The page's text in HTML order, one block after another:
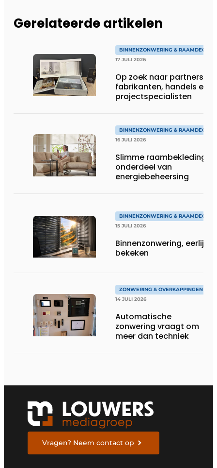
Gerelateerde artikelen
BINNENZONWERING &
17 JULI 2026
Op zoek naar partners:
fabrikanten, handels en
projectspecialisten
BINNENZONWERING &
16 JULI 2026
Slimme raambekleding
onderdeel van
energiebeheersing
BINNENZONWERING &
15 JULI 2026
Binnenzonwering, eerlijk
bekeken
ZONWERING & OVERKAPPINGEN
14 JULI 2026
Automatische
zonwering vraagt om
meer dan techniek
Vragen? Neem contact op